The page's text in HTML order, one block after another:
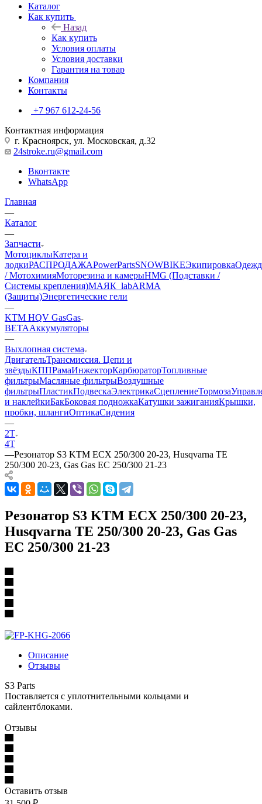
Каталог
Как купить
Назад
Как купить
Условия оплаты
Условия доставки
Гарантия на товар
Компания
Контакты
+7 967 612-24-56
Контактная информация
г. Красноярск, ул. Московская, д.32
24stroke.ru@gmail.com
Вконтакте
WhatsApp
Главная
—
Каталог
—
Запчасти
МотоциклыКатера и
лодкиРАСПРОДАЖАPowerPartsSNOWBIKEЭкипировка
/ МотохимияМоторезина и камерыHMG (Подставки /
Системы крепления)МАЯК_labARMA
(Защиты)Энергетические гели
—
KTM HQV GasGas
BETAАккумуляторы
—
Выхлопная система
ДвигательТрансмиссия. Цепи и
звёздыКППРамаИнжекторКарбюраторТопливные
фильтрыМасляные фильтрыВоздушные
фильтрыПластикПодвескаЭлектрикаСцеплениеТормоза
и наклейкиБакБоковая подножкаКатушки зажиганияКрышки,
пробки, шлангиОптикаСидения
—
2Т
4T
—Резонатор S3 KTM ECX 250/300 20-23, Husqvarna TE
250/300 20-23, Gas Gas EC 250/300 21-23
Резонатор S3 KTM ECX 250/300 20-23,
Husqvarna TE 250/300 20-23, Gas Gas
EC 250/300 21-23
Описание
Отзывы
S3 Parts
Поставляется с уплотнительными кольцами и
сайлентблоками.
Отзывы
Оставить отзыв